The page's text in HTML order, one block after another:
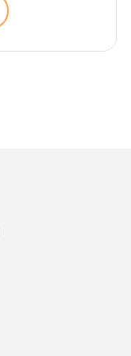
navigate_next